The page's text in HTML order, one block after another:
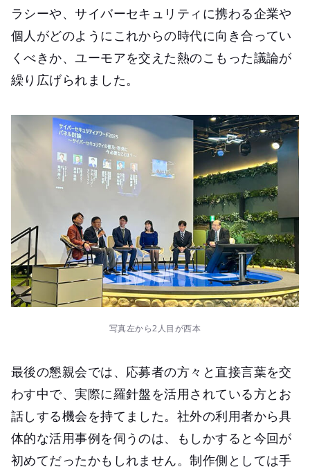
ラシーや、サイバーセキュリティに携わる企業や
個人がどのようにこれからの時代に向き合ってい
くべきか、ユーモアを交えた熱のこもった議論が
繰り広げられました。
写真左から2人目が西本
最後の懇親会では、応募者の方々と直接言葉を交
わす中で、実際に羅針盤を活用されている方とお
話しする機会を持てました。社外の利用者から具
体的な活用事例を伺うのは、もしかすると今回が
初めてだったかもしれません。制作側としては手